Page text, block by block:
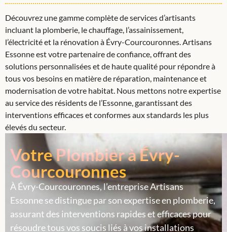
Découvrez une gamme complète de services d’artisants
incluant la plomberie, le chauffage, l’assainissement,
l’électricité et la rénovation à Évry-Courcouronnes. Artisans
Essonne est votre partenaire de confiance, offrant des
solutions personnalisées et de haute qualité pour répondre à
tous vos besoins en matière de réparation, maintenance et
modernisation de votre habitat. Nous mettons notre expertise
au service des résidents de l’Essonne, garantissant des
interventions efficaces et conformes aux standards les plus
élevés du secteur.
Votre Plombier à Évry-
Courcouronnes
À Évry-Courcouronnes, l’entreprise Artisans
Essonne se distingue par son expertise en plomberie,
assurant des interventions rapides et efficaces pour
résoudre tous vos soucis liés à vos installations